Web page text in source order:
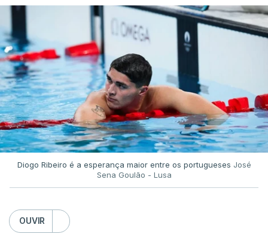
Diogo Ribeiro é a esperança maior entre os portugueses José
Sena Goulão - Lusa
OUVIR